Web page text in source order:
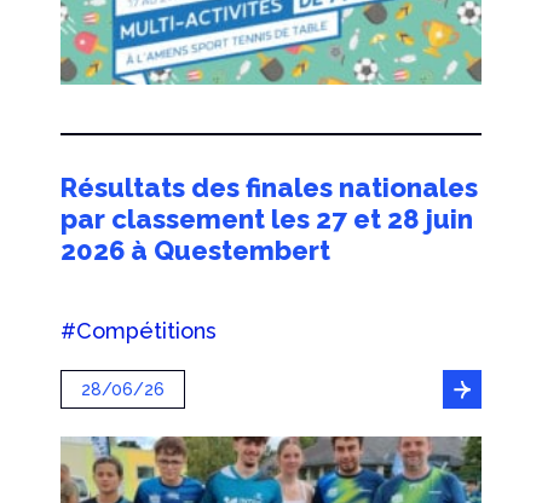
Résultats des finales nationales
par classement les 27 et 28 juin
2026 à Questembert
#Compétitions
28/06/26